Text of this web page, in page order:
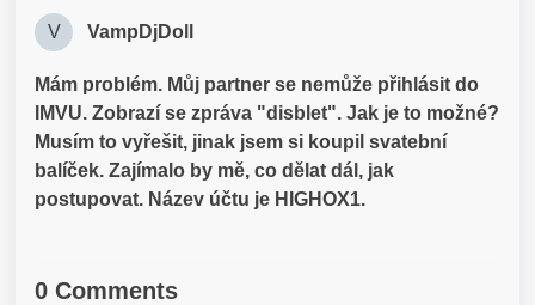
V VampDjDoll
Mám problém. Můj partner se nemůže přihlásit do
IMVU. Zobrazí se zpráva "disblet". Jak je to možné?
Musím to vyřešit, jinak jsem si koupil svatební
balíček. Zajímalo by mě, co dělat dál, jak
postupovat. Název účtu je HIGHOX1.
0 Comments